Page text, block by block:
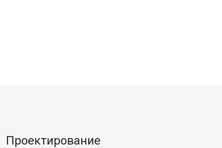
Проектирование